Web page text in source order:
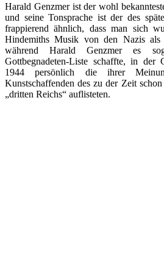
Harald Genzmer ist der wohl
und seine Tonsprache ist der des
frappierend ähnlich, dass man sich
Hindemiths Musik von den Nazis als
während Harald Genzmer es
Gottbegnadeten-Liste schaffte, in der
1944 persönlich die ihrer
Kunstschaffenden des zu der Zeit
„dritten Reichs“ auflisteten.